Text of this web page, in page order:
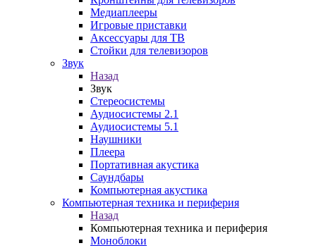
Медиаплееры
Игровые приставки
Аксессуары для ТВ
Стойки для телевизоров
Звук
Назад
Звук
Стереосистемы
Аудиосистемы 2.1
Аудиосистемы 5.1
Наушники
Плеера
Портативная акустика
Саундбары
Компьютерная акустика
Компьютерная техника и периферия
Назад
Компьютерная техника и периферия
Моноблоки